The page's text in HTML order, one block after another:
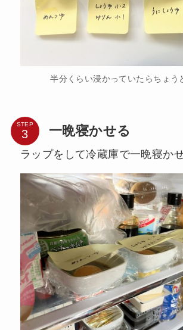
半分くらい浸かっていたらちょう
STEP 一晩寝かせる
ラップをして冷蔵庫で一晩寝かせ